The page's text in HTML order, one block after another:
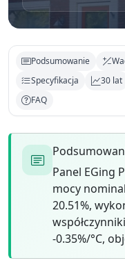
Podsumowanie
Specyfikacja
30 lat
FAQ
Panel EGing
mocy
20.51%,
-0.35%/°C,